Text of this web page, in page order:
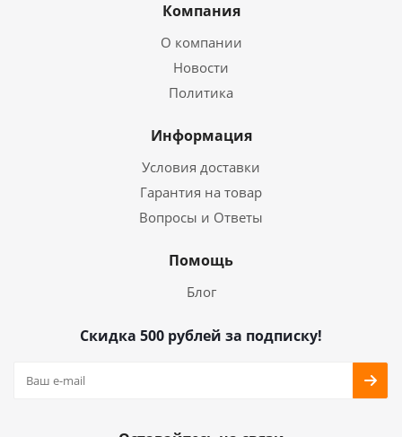
Компания
О компании
Новости
Политика
Информация
Условия доставки
Гарантия на товар
Вопросы и Ответы
Помощь
Блог
Скидка 500 рублей за подписку!